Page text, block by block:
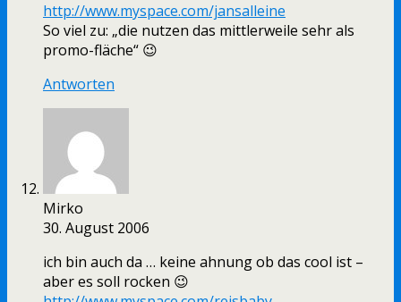
http://www.myspace.com/jansalleine
So viel zu: „die nutzen das mittlerweile sehr als
promo-fläche“ 😉
Antworten
Mirko
30. August 2006
ich bin auch da … keine ahnung ob das cool ist –
aber es soll rocken 😉